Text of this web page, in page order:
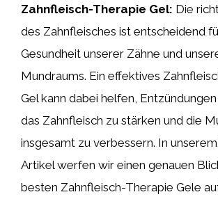
Zahnfleisch-Therapie Gel: Die
des Zahnfleisches ist entscheidend
Gesundheit unserer Zähne und
Mundraums. Ein effektives
Gel kann dabei helfen,
das Zahnfleisch zu stärken und die
insgesamt zu verbessern. In
Artikel werfen wir einen genauen
besten Zahnfleisch-Therapie Gele